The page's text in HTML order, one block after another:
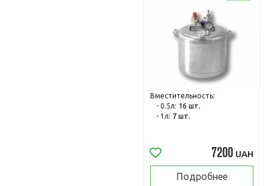
Вместительность:
- 0.5л: 16 шт.
- 1л: 7 шт.
7200 UAH
Подробнее